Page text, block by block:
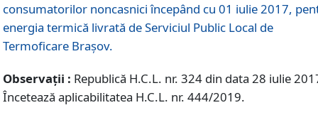
consumatorilor noncasnici începând cu 01 iulie 2017,
energia termică livrată de Serviciul Public Local de
Termoficare Braşov.
Observații : Republică H.C.L. nr. 324 din data 28 iulie
Încetează aplicabilitatea H.C.L. nr. 444/2019.